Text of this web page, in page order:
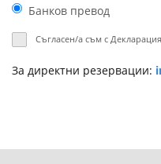
Банков превод
Съгласен/а съм с
За директни резервации: